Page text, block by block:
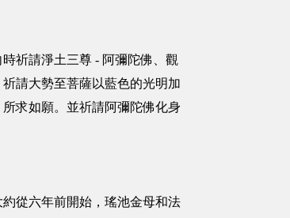
祈請淨土三尊 - 阿彌陀佛、觀
請大勢至菩薩以藍色的光明加
求如願。並祈請阿彌陀佛化身
從六年前開始，瑤池金母和法